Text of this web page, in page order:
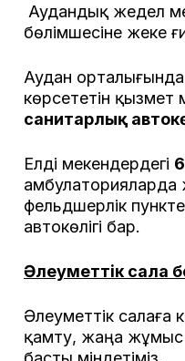
Аудандық жедел
бөлімшесіне жеке
Аудан
көрсететін қызмет
санитарлық
Елді мекендердегі 6
амбулаторияларда
фельдшерлік пункте
автокөлігі бар.
Әлеуметтік сала
Әлеуметтік
қамту, жаңа жұмыс